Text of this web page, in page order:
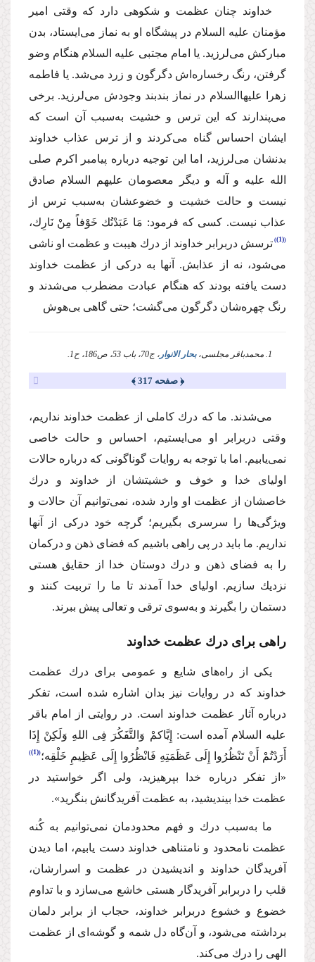
خداوند چنان عظمت و شكوهی دارد كه وقتی امیر
مؤمنان علیه السلام در پیشگاه او به نماز می‌ایستاد، بدن
مباركش می‌لرزید. یا امام مجتبی علیه السلام هنگام وضو
گرفتن، رنگ رخساره‌اش دگرگون و زرد می‌شد. یا فاطمه
زهرا علیهاالسلام در نماز بندبند وجودش می‌لرزید. برخی
می‌پندارند كه این ترس و خشیت به‌سبب آن‌ است ‌كه
ایشان احساس گناه می‌كردند و از ترس عذاب خداوند
بدنشان می‌لرزید، اما این توجیه درباره پیامبر اكرم صلی
الله علیه و آله و دیگر معصومان علیهم السلام صادق
نیست و حالت خشیت و خضوعشان به‌سبب ترس از
عذاب نیست. كسی كه فرمود: مَا عَبَدْتُك خَوْفاً مِِنْ نَارِك،
(1)
ترسش دربرابر خداوند از درك هیبت و عظمت او ناشی
می‌شود، نه از عذابش. آنها به دركی از عظمت خداوند
دست‌ یافته بودند كه هنگام عبادت مضطرب می‌شدند و
رنگ چهر‌ه‌شان دگرگون می‌گشت؛ حتی گاهی بی‌هوش
1. محمدباقر مجلسی، بحار الانوار ، ج70، باب ‌53، ص186، ح1.
﴿ صفحه 317 ﴾
می‌شدند. ما كه درك كاملی از عظمت خداوند نداریم،
وقتی دربرابر او می‌ایستیم، احساس و حالت خاصی
نمی‌یابیم. اما با توجه به روایات گوناگونی كه درباره حالات
اولیای خدا و خوف و خشیتشان از خداوند و درك
خاصشان از عظمت او وارد شده، نمی‌توانیم آن حالات و
ویژگی‌ها را سرسری بگیریم؛ گرچه خود دركی از آنها
نداریم. ما باید در پی راهی باشیم كه فضای ذهن و دركمان
را به فضای ذهن و درك دوستان خدا از حقایق هستی
نزدیك سازیم. اولیای خدا آمدند تا ما را تربیت كنند و
دستمان را بگیرند و به‌سوی ترقی و تعالی پیش ببرند.
راهی برای درك عظمت خداوند
یكی از راه‌های شایع و عمومی برای درك عظمت
خداوند كه در روایات نیز بدان اشاره شده است، تفكر
درباره آثار عظمت خداوند است. در روایتی از امام باقر
علیه السلام آمده است: إِیَّاكمْ وَالتَّفَكُرَ فِی اللهِ وَلَكِنْ إِذَا
أَرَدْتُمْ أَنْ تَنْظُرُوا إِلَی عَظَمَتِهِ فَانْظُرُوا إِلَی عَظِیمِ خَلْقِه؛ (1)
«از تفكر درباره خدا بپرهیزید، ولی اگر خواستید در
عظمت خدا بیندیشید، به عظمت آفریدگانش بنگرید».
ما به‌سبب درك و فهم محدودمان نمی‌توانیم به كُنه
عظمت نامحدود و نامتناهی خداوند دست‌ یابیم، اما دیدن
آفریدگان خداوند و اندیشیدن در عظمت و اسرارشان،
قلب را دربرابر آفریدگار هستی خاشع می‌سازد و با تداوم
خضوع و خشوع دربرابر خداوند، حجاب از برابر دلمان
برداشته می‌شود، و آن‌گاه دل شمه و گوشه‌ای از عظمت
الهی را درك می‌كند.